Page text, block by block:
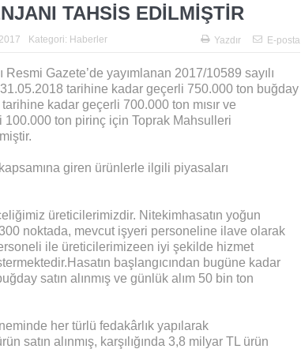
TAHSİS EDİLMİŞTİR
Kategori: Haberler Yazdır E-posta
Gazete’de yayımlanan 2017/10589 sayılı
tarihine kadar geçerli 750.000 ton buğday
kadar geçerli 700.000 ton mısır ve
ton pirinç için Toprak Mahsulleri
giren ürünlerle ilgili piyasaları
üreticilerimizdir. Nitekimhasatın yoğun
noktada, mevcut işyeri personeline ilave olarak
ile üreticilerimizeen iyi şekilde hizmet
başlangıcından bugüne kadar
satın alınmış ve günlük alım 50 bin ton
her türlü fedakârlık yapılarak
satın alınmış, karşılığında 3,8 milyar TL ürün